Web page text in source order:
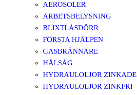
AEROSOLER
ARBETSBELYSNING
BLIXTLÅSDÖRR
FÖRSTA HJÄLPEN
GASBRÄNNARE
HÅLSÅG
HYDRAULOLJOR ZINKADE
HYDRAULOLJOR ZINKFRI